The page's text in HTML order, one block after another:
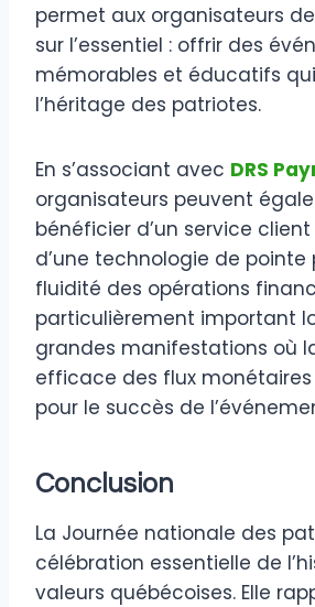
permet aux organisateurs
sur l’essentiel : offrir des
mémorables et éducatifs
l’héritage des patriotes.
En s’associant avec DRS
organisateurs peuvent
bénéficier d’un service
d’une technologie de pointe
fluidité des opérations
particulièrement important
grandes manifestations où
efficace des flux
pour le succès de
Conclusion
La Journée nationale des
célébration essentielle de
valeurs québécoises. Elle